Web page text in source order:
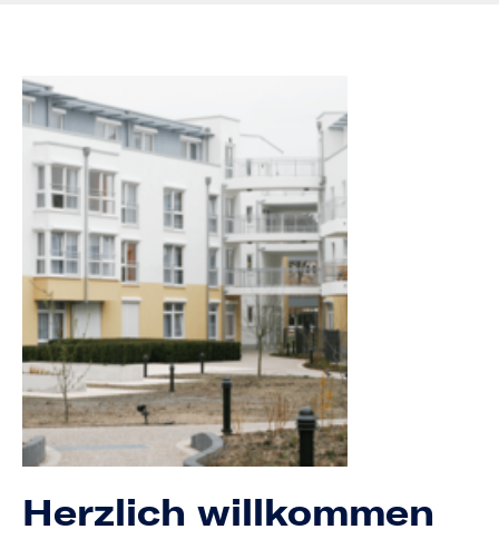
Herzlich willkommen